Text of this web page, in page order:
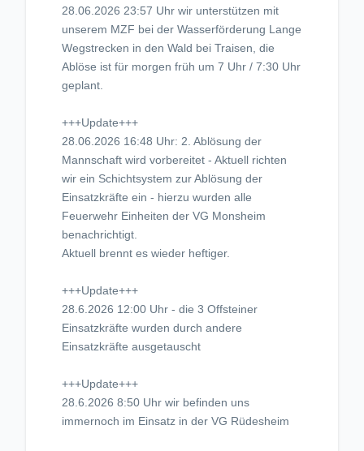
28.06.2026 23:57 Uhr wir unterstützen mit
unserem MZF bei der Wasserförderung Lange
Wegstrecken in den Wald bei Traisen, die
Ablöse ist für morgen früh um 7 Uhr / 7:30 Uhr
geplant.
+++Update+++
28.06.2026 16:48 Uhr: 2. Ablösung der
Mannschaft wird vorbereitet - Aktuell richten
wir ein Schichtsystem zur Ablösung der
Einsatzkräfte ein - hierzu wurden alle
Feuerwehr Einheiten der VG Monsheim
benachrichtigt.
Aktuell brennt es wieder heftiger.
+++Update+++
28.6.2026 12:00 Uhr - die 3 Offsteiner
Einsatzkräfte wurden durch andere
Einsatzkräfte ausgetauscht
+++Update+++
28.6.2026 8:50 Uhr wir befinden uns
immernoch im Einsatz in der VG Rüdesheim